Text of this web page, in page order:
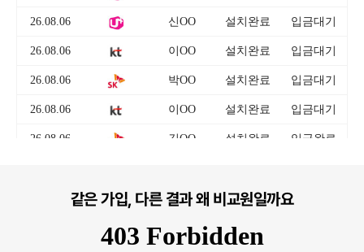
같은 가입, 다른 결과 왜 비교원일까요